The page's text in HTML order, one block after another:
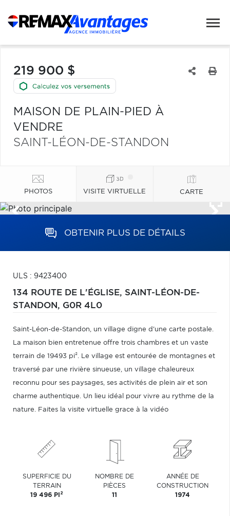
219 900 $
MAISON DE PLAIN-PIED À
VENDRE
SAINT-LÉON-DE-STANDON
PHOTOS VISITE VIRTUELLE CARTE
OBTENIR PLUS DE DÉTAILS
ULS : 9423400
134 ROUTE DE L'ÉGLISE, SAINT-LÉON-DE-
STANDON, G0R 4L0
Saint-Léon-de-Standon, un village digne d'une carte postale.
La maison bien entretenue offre trois chambres et un vaste
terrain de 19493 pi². Le village est entourée de montagnes et
traversé par une rivière sinueuse, un village chaleureux
reconnu pour ses paysages, ses activités de plein air et son
charme authentique. Un lieu idéal pour vivre au rythme de la
nature. Faites la visite virtuelle grace à la vidéo
SUPERFICIE DU
TERRAIN
19 496 PI 2
NOMBRE DE
PIÈCES
11
ANNÉE DE
CONSTRUCTION
1974